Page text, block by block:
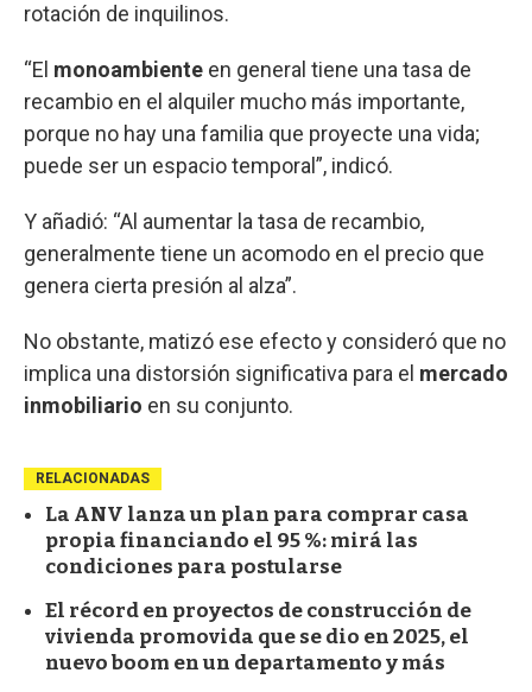
rotación de inquilinos.
“El monoambiente en general tiene una tasa de
recambio en el alquiler mucho más importante,
porque no hay una familia que proyecte una vida;
puede ser un espacio temporal”, indicó.
Y añadió: “Al aumentar la tasa de recambio,
generalmente tiene un acomodo en el precio que
genera cierta presión al alza”.
No obstante, matizó ese efecto y consideró que no
implica una distorsión significativa para el mercado
inmobiliario en su conjunto.
RELACIONADAS
La ANV lanza un plan para comprar casa
propia financiando el 95 %: mirá las
condiciones para postularse
El récord en proyectos de construcción de
vivienda promovida que se dio en 2025, el
nuevo boom en un departamento y más